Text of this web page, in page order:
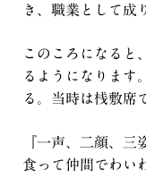
き、職業として成
このころになると
るようになります
る。当時は桟敷席
『一声、二顔、
食って仲間でわい